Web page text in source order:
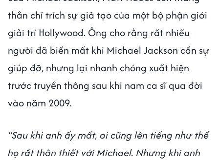
thắn chỉ trích sự giả tạo của một bộ phận giới
giải trí Hollywood. Ông cho rằng rất nhiều
người đã biến mất khi Michael Jackson cần sự
giúp đỡ, nhưng lại nhanh chóng xuất hiện
trước truyền thông sau khi nam ca sĩ qua đời
vào năm 2009.
"Sau khi anh ấy mất, ai cũng lên tiếng như thể
họ rất thân thiết với Michael. Nhưng khi anh